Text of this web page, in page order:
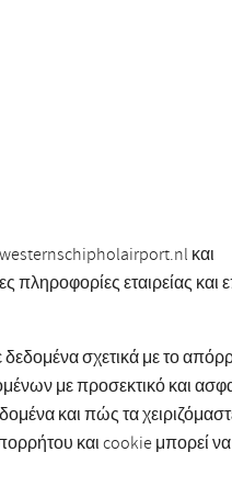
και
εταιρείας και
δεδομένα σχετικά με το
με προσεκτικό και
και πώς τα
και cookie μπορεί